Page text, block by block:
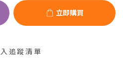
立即購買
追蹤清單